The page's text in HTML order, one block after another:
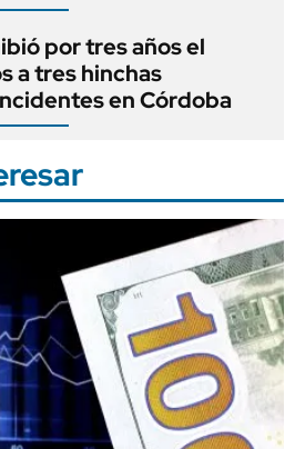
por tres años el
a tres hinchas
en Córdoba